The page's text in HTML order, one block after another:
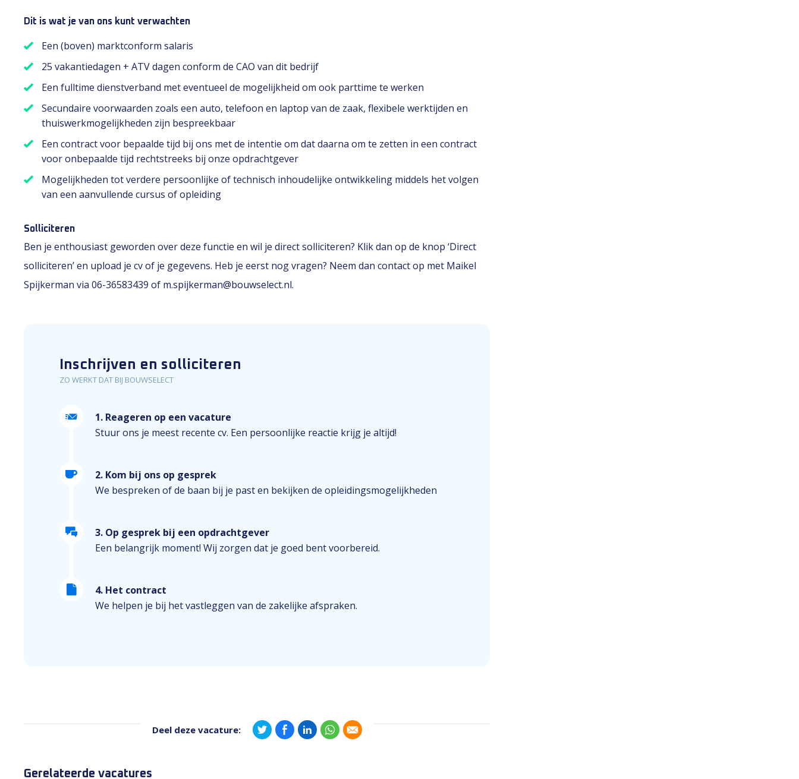
Dit is wat je van ons kunt verwachten
Een (boven) marktconform salaris
25 vakantiedagen + ATV dagen conform de CAO van dit bedrijf
Een fulltime dienstverband met eventueel de mogelijkheid om ook parttime te werken
Secundaire voorwaarden zoals een auto, telefoon en laptop van de zaak, flexibele werktijden en
thuiswerkmogelijkheden zijn bespreekbaar
Een contract voor bepaalde tijd bij ons met de intentie om dat daarna om te zetten in een contract
voor onbepaalde tijd rechtstreeks bij onze opdrachtgever
Mogelijkheden tot verdere persoonlijke of technisch inhoudelijke ontwikkeling middels het volgen
van een aanvullende cursus of opleiding
Solliciteren
Ben je enthousiast geworden over deze functie en wil je direct solliciteren? Klik dan op de knop ‘Direct
solliciteren’ en upload je cv of je gegevens. Heb je eerst nog vragen? Neem dan contact op met Maikel
Spijkerman via 06-36583439 of m.spijkerman@bouwselect.nl.
Inschrijven en solliciteren
ZO WERKT DAT BIJ BOUWSELECT
1. Reageren op een vacature
Stuur ons je meest recente cv. Een persoonlijke reactie krijg je altijd!
2. Kom bij ons op gesprek
We bespreken of de baan bij je past en bekijken de opleidingsmogelijkheden
3. Op gesprek bij een opdrachtgever
Een belangrijk moment! Wij zorgen dat je goed bent voorbereid.
4. Het contract
We helpen je bij het vastleggen van de zakelijke afspraken.
Deel deze vacature:
Gerelateerde vacatures